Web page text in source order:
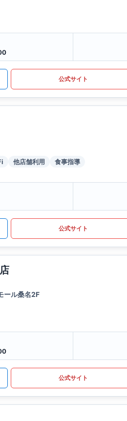
公式サイト
他店舗利用 食事指導
公式サイト
ール桑名2F
公式サイト